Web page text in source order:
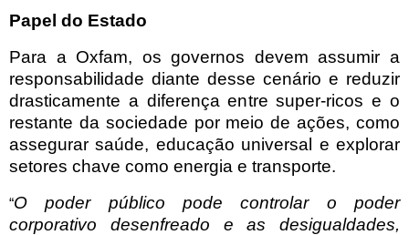
Papel do Estado
Para a Oxfam, os governos devem assumir a
responsabilidade diante desse cenário e reduzir
drasticamente a diferença entre super-ricos e o
restante da sociedade por meio de ações, como
assegurar saúde, educação universal e explorar
setores chave como energia e transporte.
“O poder público pode controlar o poder
corporativo desenfreado e as desigualdades,